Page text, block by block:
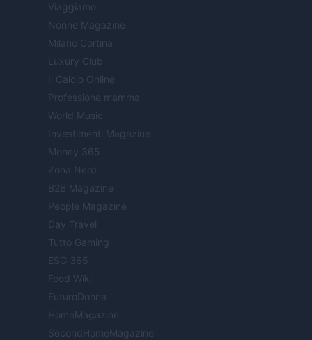
Viaggiamo
Nonne Magazine
Milano Cortina
Luxury Club
Il Calcio Online
Professione mamma
World Music
Investimenti Magazine
Money 365
Zona Nerd
B2B Magazine
People Magazine
Day Travel
Tutto Gaming
ESG 365
Food Wiki
FuturoDonna
HomeMagazine
SecondHomeMagazine